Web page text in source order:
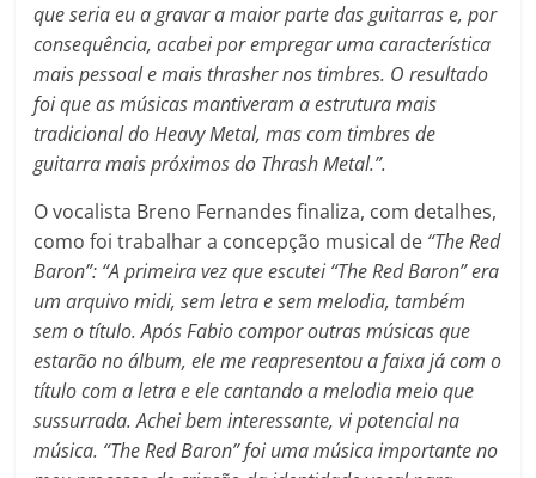
que seria eu a gravar a maior parte das guitarras e, por
consequência, acabei por empregar uma característica
mais pessoal e mais thrasher nos timbres. O resultado
foi que as músicas mantiveram a estrutura mais
tradicional do Heavy Metal, mas com timbres de
guitarra mais próximos do Thrash Metal.”.
O vocalista Breno Fernandes finaliza, com detalhes,
como foi trabalhar a concepção musical de “The Red
Baron”: “A primeira vez que escutei “The Red Baron” era
um arquivo midi, sem letra e sem melodia, também
sem o título. Após Fabio compor outras músicas que
estarão no álbum, ele me reapresentou a faixa já com o
título com a letra e ele cantando a melodia meio que
sussurrada. Achei bem interessante, vi potencial na
música. “The Red Baron” foi uma música importante no